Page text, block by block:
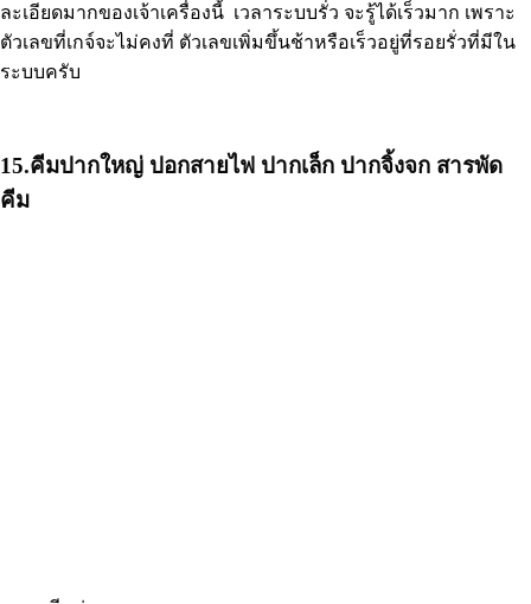
ละเอียดมากของเจ้าเครื่องนี้ เวลาระบบรั่ว จะรู้ได้เร็วมาก เพราะ
ตัวเลขที่เกจ์จะไม่คงที่ ตัวเลขเพิ่มขึ้นช้าหรือเร็วอยู่ที่รอยรั่วที่มีใน
ระบบครับ
15.คีมปากใหญ่ ปอกสายไฟ ปากเล็ก ปากจิ้งจก สารพัด
คีม